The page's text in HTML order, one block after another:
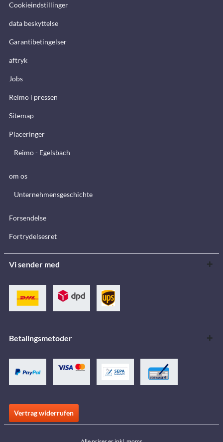
Cookieindstillinger
data beskyttelse
Garantibetingelser
aftryk
Jobs
Reimo i pressen
Sitemap
Placeringer
Reimo - Egelsbach
om os
Unternehmensgeschichte
Forsendelse
Fortrydelsesret
Vi sender med
Betalingsmetoder
Vertrag widerrufen